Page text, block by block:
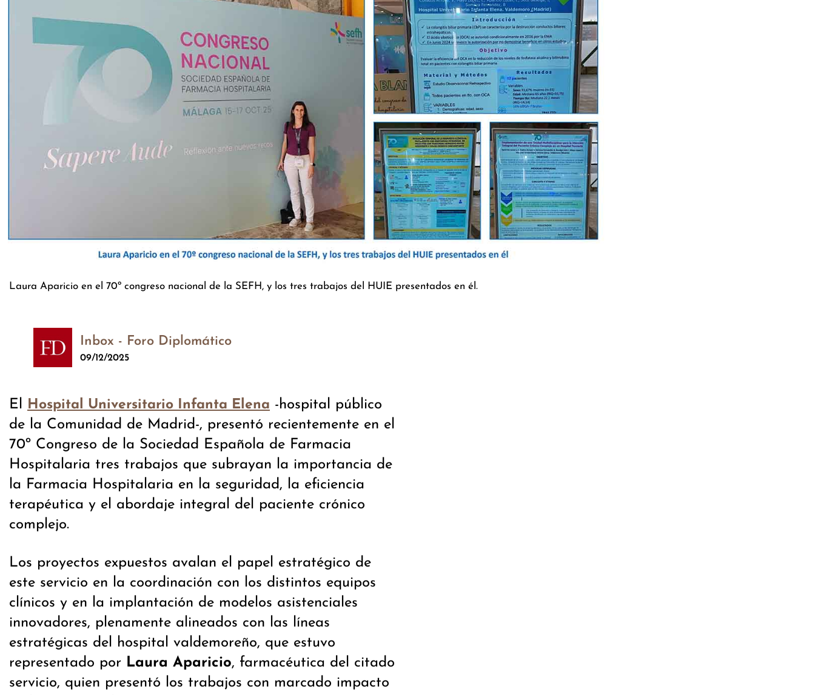
Laura Aparicio en el 70º congreso nacional de la SEFH, y los tres trabajos del HUIE presentados en él.
Inbox - Foro Diplomático
09/12/2025
El Hospital Universitario Infanta Elena -hospital público
de la Comunidad de Madrid-, presentó recientemente en el
70º Congreso de la Sociedad Española de Farmacia
Hospitalaria tres trabajos que subrayan la importancia de
la Farmacia Hospitalaria en la seguridad, la eficiencia
terapéutica y el abordaje integral del paciente crónico
complejo.
Los proyectos expuestos avalan el papel estratégico de
este servicio en la coordinación con los distintos equipos
clínicos y en la implantación de modelos asistenciales
innovadores, plenamente alineados con las líneas
estratégicas del hospital valdemoreño, que estuvo
representado por Laura Aparicio, farmacéutica del citado
servicio, quien presentó los trabajos con marcado impacto